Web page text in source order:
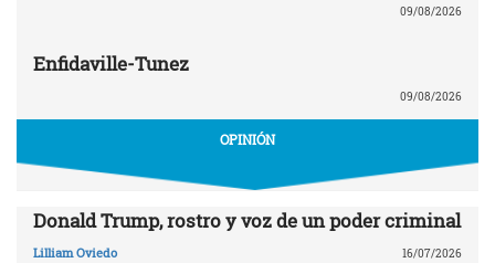
09/08/2026
Enfidaville-Tunez
09/08/2026
OPINIÓN
Donald Trump, rostro y voz de un poder criminal
Lilliam Oviedo 16/07/2026